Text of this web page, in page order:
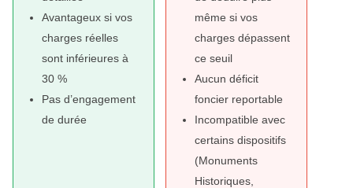
Avantageux si vos
charges réelles
sont inférieures à
30 %
Pas d’engagement
de durée
même si vos
charges dépassent
ce seuil
Aucun déficit
foncier reportable
Incompatible avec
certains dispositifs
(Monuments
Historiques,